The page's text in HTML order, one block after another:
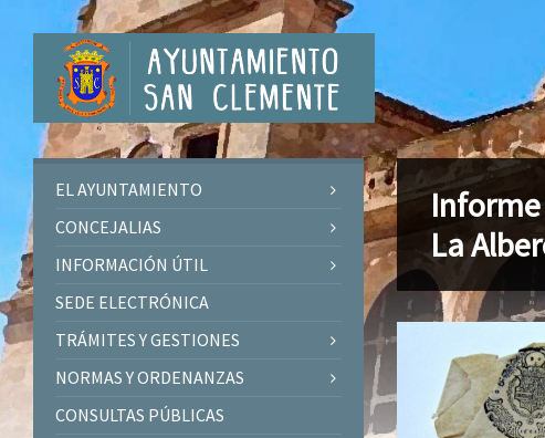
Informe
La
EL AYUNTAMIENTO
CONCEJALIAS
INFORMACIÓN ÚTIL
SEDE ELECTRÓNICA
TRÁMITES Y GESTIONES
NORMAS Y ORDENANZAS
CONSULTAS PÚBLICAS